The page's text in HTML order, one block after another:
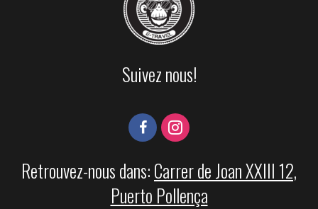
Suivez nous!
Retrouvez-nous dans:Carrer de Joan XXIII 12,
Puerto Pollença